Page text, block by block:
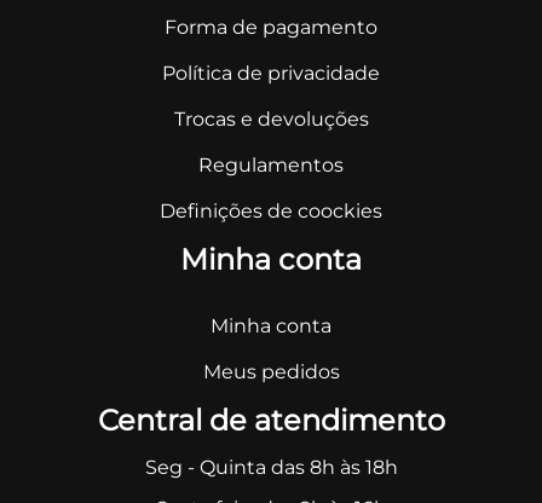
Forma de pagamento
Política de privacidade
Trocas e devoluções
Regulamentos
Definições de coockies
Minha conta
Minha conta
Meus pedidos
Central de atendimento
Seg - Quinta das 8h às 18h